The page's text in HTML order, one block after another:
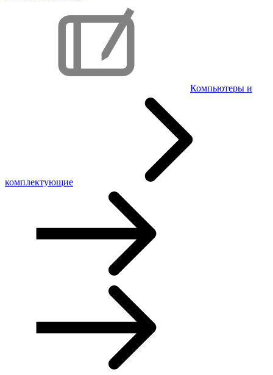
Компьютеры и
комплектующие